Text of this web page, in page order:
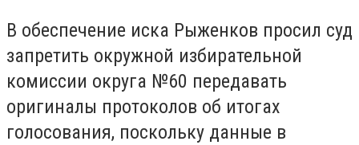
В обеспечение иска Рыженков просил суд
запретить окружной избирательной
комиссии округа №60 передавать
оригиналы протоколов об итогах
голосования, поскольку данные в